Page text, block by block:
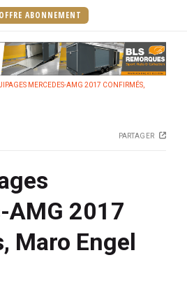
OFFRE ABONNEMENT
MERCEDES-AMG 2017 CONFIRMÉS,
PARTAGER
AMG 2017
Maro Engel